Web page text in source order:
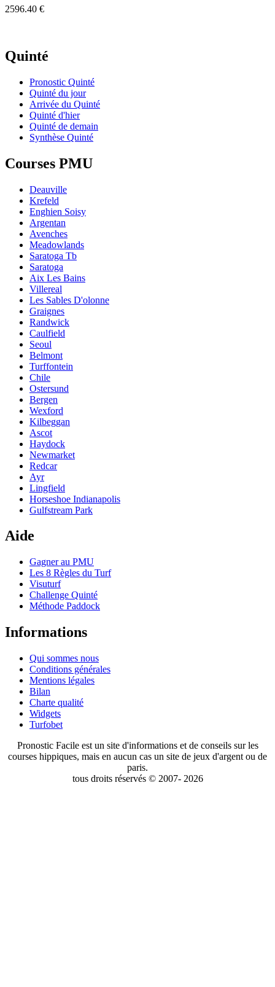
2596.40 €
Quinté
Pronostic Quinté
Quinté du jour
Arrivée du Quinté
Quinté d'hier
Quinté de demain
Synthèse Quinté
Courses PMU
Deauville
Krefeld
Enghien Soisy
Argentan
Avenches
Meadowlands
Saratoga Tb
Saratoga
Aix Les Bains
Villereal
Les Sables D'olonne
Graignes
Randwick
Caulfield
Seoul
Belmont
Turffontein
Chile
Ostersund
Bergen
Wexford
Kilbeggan
Ascot
Haydock
Newmarket
Redcar
Ayr
Lingfield
Horseshoe Indianapolis
Gulfstream Park
Aide
Gagner au PMU
Les 8 Règles du Turf
Visuturf
Challenge Quinté
Méthode Paddock
Informations
Qui sommes nous
Conditions générales
Mentions légales
Bilan
Charte qualité
Widgets
Turfobet
Pronostic Facile est un site d'informations et de conseils sur les
courses hippiques, mais en aucun cas un site de jeux d'argent ou de
paris.
tous droits réservés © 2007- 2026